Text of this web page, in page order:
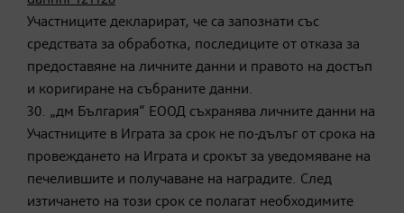
Участниците декларират, че са запознати със
средствата за обработка, последиците от отказа за
предоставяне на личните данни и правото на достъп
и коригиране на събраните данни.
30. „дм България“ ЕООД съхранява личните данни на
Участниците в Играта за срок не по-дълъг от срока на
провеждането на Играта и срокът за уведомяване на
печелившите и получаване на наградите. След
изтичането на този срок се полагат необходимите